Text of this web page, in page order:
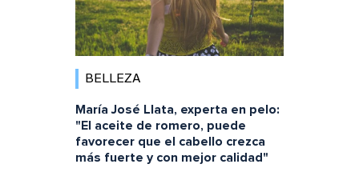
BELLEZA
María José Llata, experta en pelo:
"El aceite de romero, puede
favorecer que el cabello crezca
más fuerte y con mejor calidad"